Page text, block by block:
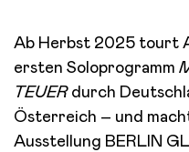
Ab Herbst 2025 tourt
ersten Soloprogramm
TEUERdurch
Österreich – und
Ausstellung BERLIN